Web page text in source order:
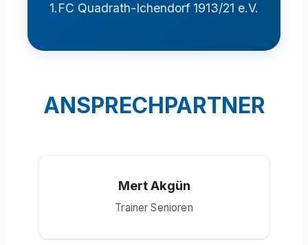
1.FC Quadrath-Ichendorf 1913/21 e.V.
ANSPRECHPARTNER
Mert Akgün
Trainer Senioren